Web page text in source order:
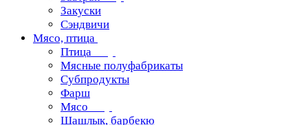
Закуски
Сэндвичи
Мясо, птица
Птица
Мясные полуфабрикаты
Субпродукты
Фарш
Мясо
Шашлык, барбекю